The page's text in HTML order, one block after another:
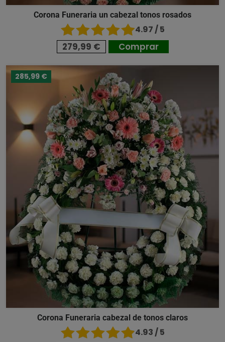
Corona Funeraria un cabezal tonos rosados
4.97 / 5
279,99 € Comprar
285,99 €
Corona Funeraria cabezal de tonos claros
4.93 / 5